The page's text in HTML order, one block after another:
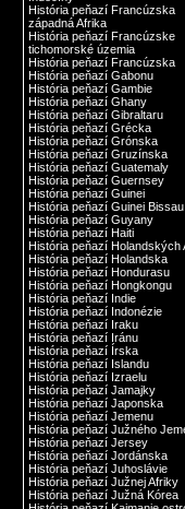
História peňazí Francúzska
západná Afrika
História peňazí Francúzske
tichomorské územia
História peňazí Francúzska
História peňazí Gabonu
História peňazí Gambie
História peňazí Ghany
História peňazí Gibraltaru
História peňazí Grécka
História peňazí Grónska
História peňazí Gruzínska
História peňazí Guatemaly
História peňazí Guernsey
História peňazí Guinei
História peňazí Guinei Bissau
História peňazí Guyany
História peňazí Haiti
História peňazí Holandských
História peňazí Holandska
História peňazí Hondurasu
História peňazí Hongkongu
História peňazí Indie
História peňazí Indonézie
História peňazí Iraku
História peňazí Iránu
História peňazí Írska
História peňazí Islandu
História peňazí Izraelu
História peňazí Jamajky
História peňazí Japonska
História peňazí Jemenu
História peňazí Južného
História peňazí Jersey
História peňazí Jordánska
História peňazí Juhoslávie
História peňazí Južnej Afriky
História peňazí Južná Kórea